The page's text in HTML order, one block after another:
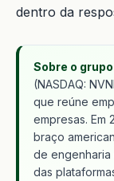
dentro da
Sobre o
(NASDAQ:
que reúne
empresas. Em
braço
de engenharia
das